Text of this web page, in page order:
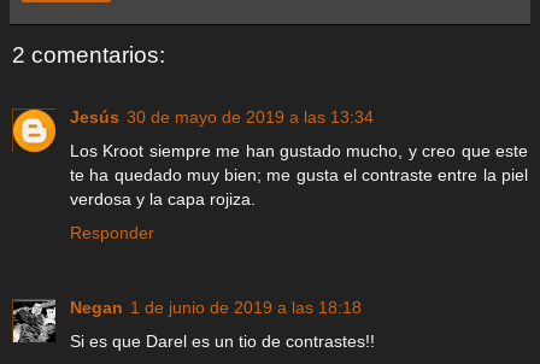
2 comentarios:
Jesús 30 de mayo de 2019 a las 13:34
Los Kroot siempre me han gustado mucho, y creo que este
te ha quedado muy bien; me gusta el contraste entre la piel
verdosa y la capa rojiza.
Responder
Negan 1 de junio de 2019 a las 18:18
Si es que Darel es un tio de contrastes!!